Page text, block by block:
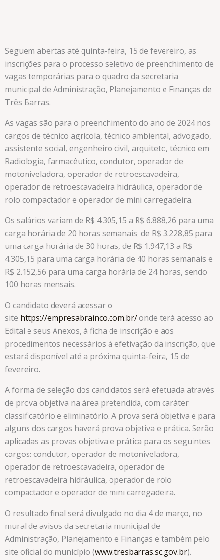
Seguem abertas até quinta-feira, 15 de fevereiro, as
inscrições para o processo seletivo de preenchimento de
vagas temporárias para o quadro da secretaria
municipal de Administração, Planejamento e Finanças de
Três Barras.
As vagas são para o preenchimento do ano de 2024 nos
cargos de técnico agrícola, técnico ambiental, advogado,
assistente social, engenheiro civil, arquiteto, técnico em
Radiologia, farmacêutico, condutor, operador de
motoniveladora, operador de retroescavadeira,
operador de retroescavadeira hidráulica, operador de
rolo compactador e operador de mini carregadeira.
Os salários variam de R$ 4.305,15 a R$ 6.888,26 para uma
carga horária de 20 horas semanais, de R$ 3.228,85 para
uma carga horária de 30 horas, de R$ 1.947,13 a R$
4.305,15 para uma carga horária de 40 horas semanais e
R$ 2.152,56 para uma carga horária de 24 horas, sendo
100 horas mensais.
O candidato deverá acessar o
site https://empresabrainco.com.br/onde terá acesso ao
Edital e seus Anexos, à ficha de inscrição e aos
procedimentos necessários à efetivação da inscrição, que
estará disponível até a próxima quinta-feira, 15 de
fevereiro.
A forma de seleção dos candidatos será efetuada através
de prova objetiva na área pretendida, com caráter
classificatório e eliminatório. A prova será objetiva e para
alguns dos cargos haverá prova objetiva e prática. Serão
aplicadas as provas objetiva e prática para os seguintes
cargos: condutor, operador de motoniveladora,
operador de retroescavadeira, operador de
retroescavadeira hidráulica, operador de rolo
compactador e operador de mini carregadeira.
O resultado final será divulgado no dia 4 de março, no
mural de avisos da secretaria municipal de
Administração, Planejamento e Finanças e também pelo
site oficial do município (www.tresbarras.sc.gov.br).